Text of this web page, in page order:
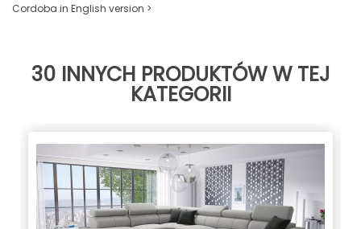
Cordoba in English version >
30 INNYCH PRODUKTÓW W TEJ
KATEGORII